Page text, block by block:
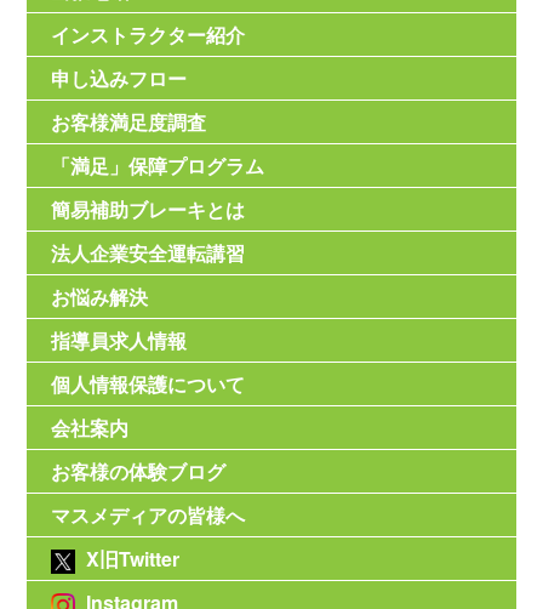
インストラクター紹介
申し込みフロー
お客様満足度調査
「満足」保障プログラム
簡易補助ブレーキとは
法人企業安全運転講習
お悩み解決
指導員求人情報
個人情報保護について
会社案内
お客様の体験ブログ
マスメディアの皆様へ
X旧Twitter
Instagram